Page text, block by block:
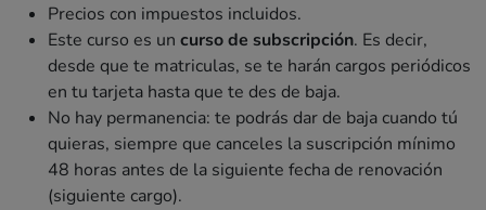
Precios con impuestos incluidos.
Este curso es un curso de subscripción. Es decir,
desde que te matriculas, se te harán cargos periódicos
en tu tarjeta hasta que te des de baja.
No hay permanencia: te podrás dar de baja cuando tú
quieras, siempre que canceles la suscripción mínimo
48 horas antes de la siguiente fecha de renovación
(siguiente cargo).